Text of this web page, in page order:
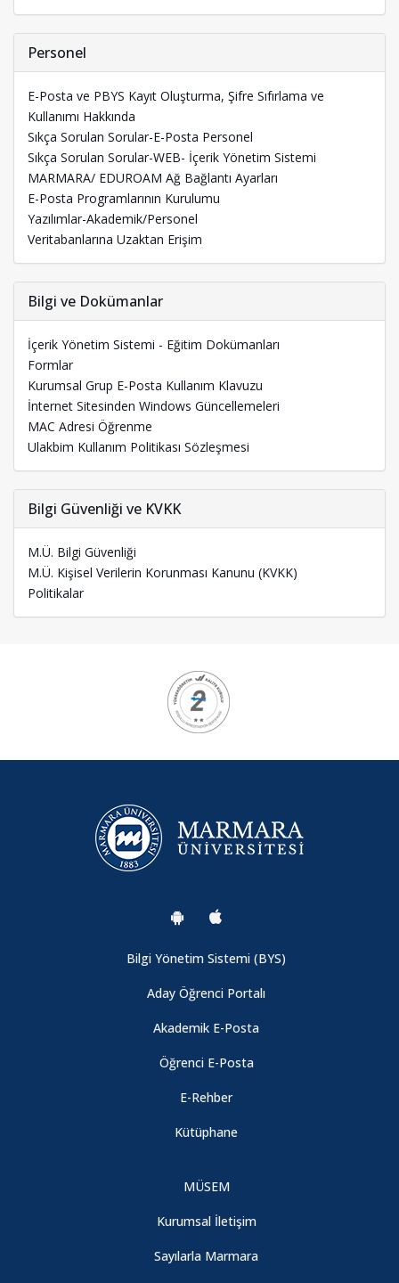
Destek Uygulaması Yapı İşleri Bakım Onarım Modülü
Devreye Alındı.
Personel
E-Posta ve PBYS Kayıt Oluşturma, Şifre Sıfırlama ve
Kullanımı Hakkında
Sıkça Sorulan Sorular-E-Posta Personel
Sıkça Sorulan Sorular-WEB- İçerik Yönetim Sistemi
MARMARA/ EDUROAM Ağ Bağlantı Ayarları
E-Posta Programlarının Kurulumu
Yazılımlar-Akademik/Personel
Veritabanlarına Uzaktan Erişim
Bilgi ve Dokümanlar
İçerik Yönetim Sistemi - Eğitim Dokümanları
Formlar
Kurumsal Grup E-Posta Kullanım Klavuzu
İnternet Sitesinden Windows Güncellemeleri
MAC Adresi Öğrenme
Ulakbim Kullanım Politikası Sözleşmesi
Bilgi Güvenliği ve KVKK
M.Ü. Bilgi Güvenliği
M.Ü. Kişisel Verilerin Korunması Kanunu (KVKK)
Politikalar
Bilgi Yönetim Sistemi (BYS)
Aday Öğrenci Portalı
Akademik E-Posta
Öğrenci E-Posta
E-Rehber
Kütüphane
MÜSEM
Kurumsal İletişim
Sayılarla Marmara